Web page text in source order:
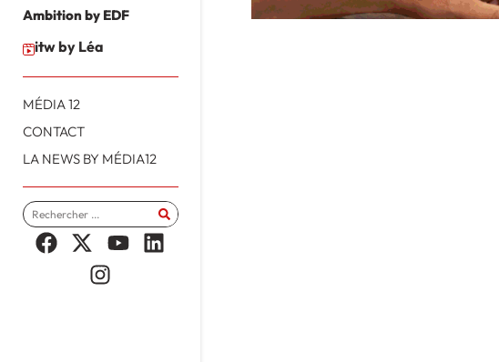
Ambition by EDF
itw by Léa
MÉDIA 12
CONTACT
LA NEWS BY MÉDIA12